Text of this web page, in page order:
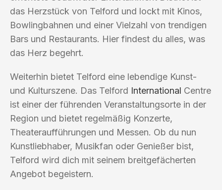
das Herzstück von Telford und lockt mit Kinos,
Bowlingbahnen und einer Vielzahl von trendigen
Bars und Restaurants. Hier findest du alles, was
das Herz begehrt.
Weiterhin bietet Telford eine lebendige Kunst-
und Kulturszene. Das Telford International Centre
ist einer der führenden Veranstaltungsorte in der
Region und bietet regelmäßig Konzerte,
Theateraufführungen und Messen. Ob du nun
Kunstliebhaber, Musikfan oder Genießer bist,
Telford wird dich mit seinem breitgefächerten
Angebot begeistern.